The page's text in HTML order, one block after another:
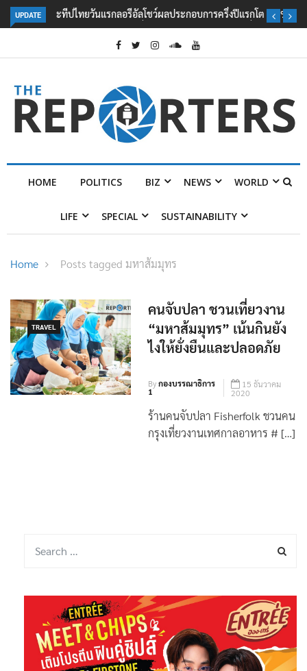
UPDATE
ลอรีอัลโชว์ผลประกอบการครึ่งปีแรกโต 6.5% กวาดรายได้ 2.3 หมื่นล้านยูโร
คว้าไลเซนส์ ‘กุชชี่’ 50 ปี พร้อมส่ง 4 แบรนด์ใหม่บุกตลาดไทย
POLITICS BIZ NEWS WORLD
TRAVEL
คนจับปลา ชวนเที่ยวงาน
“มหาส้มมุทร” เน้นกินยัง
ไงให้ยั่งยืนและปลอดภัย
Byกองบรรณาธิการ
1
15 ธันวาคม
2020
ร้านคนจับปลา Fisherfolk ชวนคน